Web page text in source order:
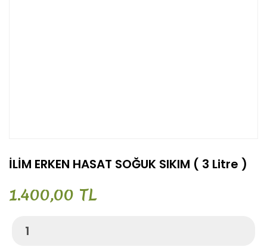
İLİM ERKEN HASAT SOĞUK SIKIM ( 3 Litre )
1.400,00 TL